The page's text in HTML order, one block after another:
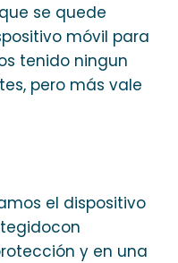
se quede
móvil para
tenido ningun
pero más vale
el dispositivo
y en una